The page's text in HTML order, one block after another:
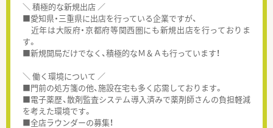
＼ 積極的な新規出店 ／
■愛知県・三重県に出店を行っている企業ですが、
近年は大阪府・京都府等関西圏にも新規出店を行っておりま
す。
■新規開局だけでなく、積極的なＭ＆Ａも行っています！
＼ 働く環境について ／
■門前の処方箋の他、施設在宅も多く応需しております。
■電子薬歴、散剤監査システム導入済みで薬剤師さんの負担軽減
を考えた環境です。
■全店ラウンダーの募集！